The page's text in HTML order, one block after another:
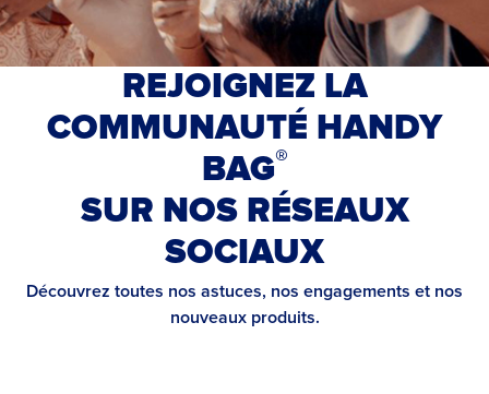
REJOIGNEZ LA
COMMUNAUTÉ HANDY
BAG®
SUR NOS RÉSEAUX
SOCIAUX
Découvrez toutes nos astuces, nos engagements et nos
nouveaux produits.